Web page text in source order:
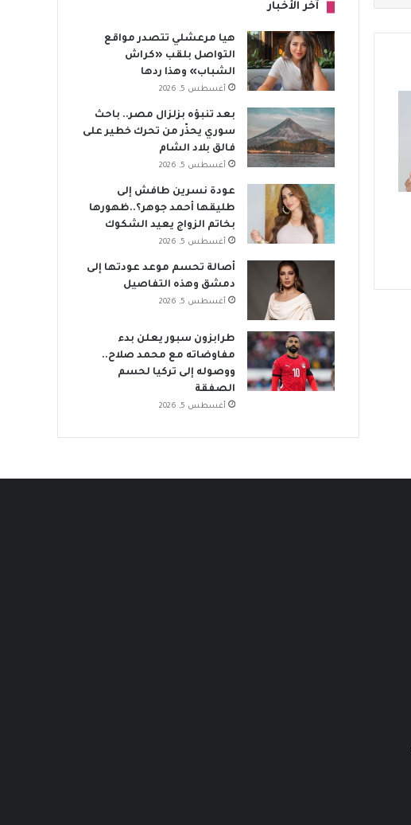
آخر الأخبار
هيا مرعشلي تتصدر مواقع
التواصل بلقب «كراش
الشباب» وهذا ردها
أغسطس 5, 2026
بعد تنبؤه بزلزال مصر.. باحث
سوري يحذّر من تحرك خطير على
فالق بلاد الشام
أغسطس 5, 2026
عودة نسرين طافش إلى
طليقها أحمد جوهر؟..ظهورها
بخاتم الزواج يعيد الشكوك
أغسطس 5, 2026
أصالة تحسم موعد عودتها إلى
دمشق وهذه التفاصيل
أغسطس 5, 2026
طرابزون سبور يعلن بدء
مفاوضاته مع محمد صلاح..
ووصوله إلى تركيا لحسم
الصفقة
أغسطس 5, 2026